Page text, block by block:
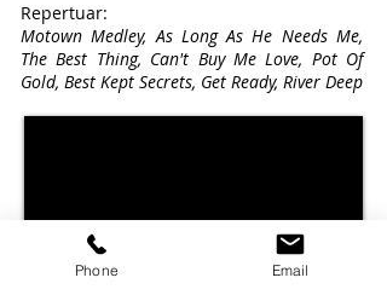
Repertuar:
Motown Medley, As Long As He Needs Me,
The Best Thing, Can't Buy Me Love, Pot Of
Gold, Best Kept Secrets, Get Ready, River Deep
Phone Email